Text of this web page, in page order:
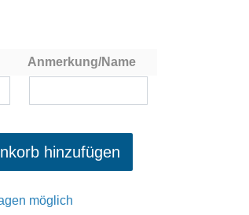
Anmerkung/Name
hinzufügen
möglich